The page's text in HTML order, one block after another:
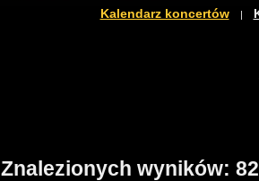
Kalendarz koncertów|
Znalezionych wyników: